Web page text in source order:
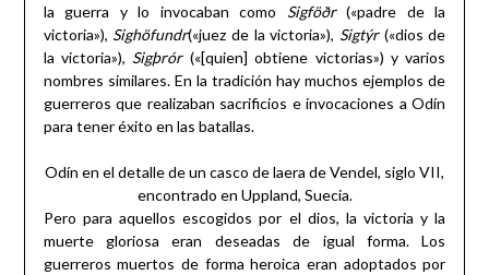
la guerra y lo invocaban como Sigföðr(«padre de la
victoria»), Sighöfundr(«juez de la victoria»), Sigtýr(«dios de
la victoria»), Sigþrór(«[quien] obtiene victorias») y varios
nombres similares. En la tradición hay muchos ejemplos de
guerreros que realizaban sacrificios e invocaciones a Odín
para tener éxito en las batallas.
Odín en el detalle de un casco de laera de Vendel, siglo VII,
encontrado en Uppland, Suecia.
Pero para aquellos escogidos por el dios, la victoria y la
muerte gloriosa eran deseadas de igual forma. Los
guerreros muertos de forma heroica eran adoptados por